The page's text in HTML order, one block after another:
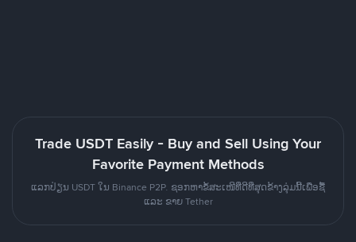
Trade USDT Easily - Buy and Sell Using Your
Favorite Payment Methods
ແລກປ່ຽນ USDT ໃນ Binance P2P. ຊອກຫາຂໍ້ສະເໜີທີ່ດີທີ່ສຸດຂ້າງລຸ່ມນີ້ເພື່ອຊື້
ແລະ ຂາຍ Tether